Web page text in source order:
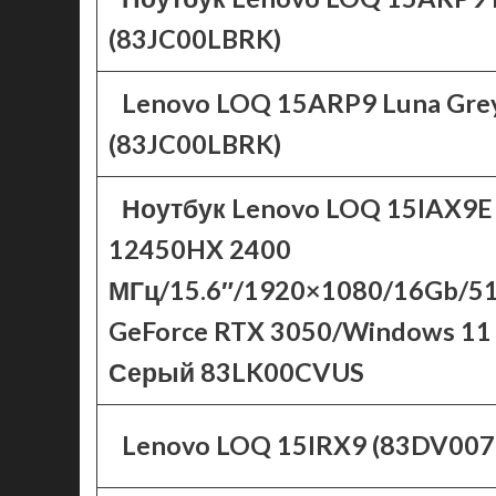
(83JC00LBRK)
Lenovo LOQ 15ARP9 Luna
(83JC00LBRK)
Ноутбук Lenovo LOQ
12450HX 2400
МГц/15.6″/1920×1080/16Gb/
GeForce RTX 3050/Windows
Серый 83LK00CVUS
Lenovo LOQ 15IRX9